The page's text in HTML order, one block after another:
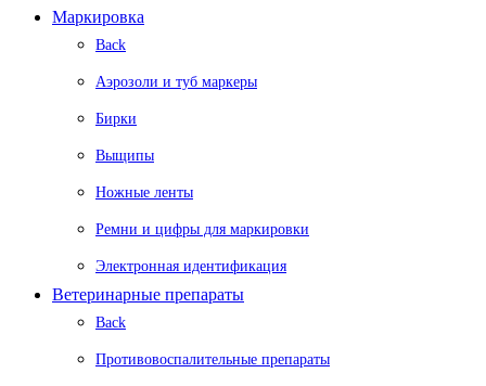
Маркировка
Back
Аэрозоли и туб маркеры
Бирки
Выщипы
Ножные ленты
Ремни и цифры для маркировки
Электронная идентификация
Ветеринарные препараты
Back
Противовоспалительные препараты